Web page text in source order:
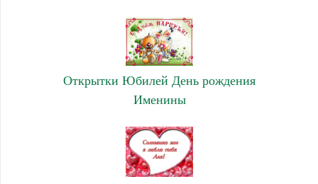
Открытки Юбилей День рождения
Именины